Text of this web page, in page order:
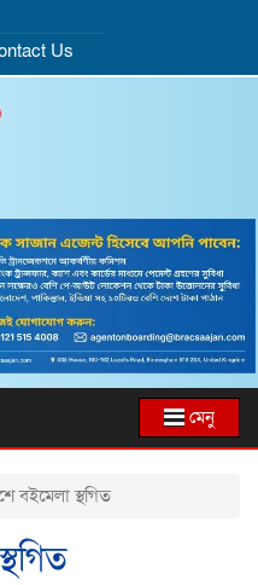
Us
মেনু
বইমেলা স্থগিত